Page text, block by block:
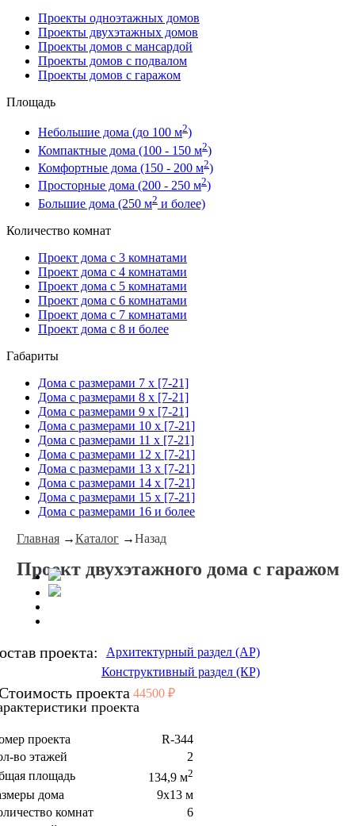
Проекты одноэтажных домов
Проекты двухэтажных домов
Проекты домов с мансардой
Проекты домов с подвалом
Проекты домов с гаражом
Площадь
Небольшие дома (до 100 м2)
Компактные дома (100 - 150 м2)
Комфортные дома (150 - 200 м2)
Просторные дома (200 - 250 м2)
Большие дома (250 м2 и более)
Количество комнат
Проект дома с 3 комнатами
Проект дома с 4 комнатами
Проект дома с 5 комнатами
Проект дома с 6 комнатами
Проект дома с 7 комнатами
Проект дома с 8 и более
Габариты
Дома с размерами 7 x [7-21]
Дома с размерами 8 x [7-21]
Дома с размерами 9 x [7-21]
Дома с размерами 10 x [7-21]
Дома с размерами 11 x [7-21]
Дома с размерами 12 x [7-21]
Дома с размерами 13 x [7-21]
Дома с размерами 14 x [7-21]
Дома с размерами 15 x [7-21]
Дома с размерами 16 и более
Главная→Каталог→Назад
Проект двухэтажного дома с гаражом
проекта:
Архитектурный раздел (АР)
Конструктивный раздел (КР)
проекта 44500 ₽
проекта
проекта
R-344
во этажей
2
площадь
134,9 м2
дома
9x13 м
комнат
6